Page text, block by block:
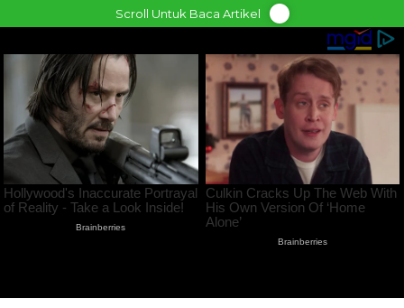
to
Scroll Untuk Baca Artikel